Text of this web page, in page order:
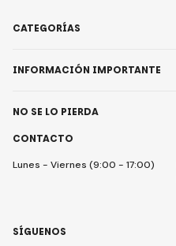
CONTACTO
Lunes - Viernes (9:00 - 17:00)
CATEGORÍAS
INFORMACIÓN IMPORTANTE
NO SE LO PIERDA
SÍGUENOS